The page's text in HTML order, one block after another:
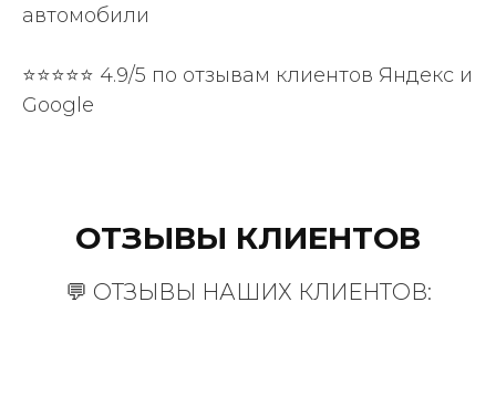
автомобили
⭐⭐⭐⭐⭐ 4.9/5 по отзывам клиентов Яндекс и
Google
ОТЗЫВЫ КЛИЕНТОВ
💬 ОТЗЫВЫ НАШИХ КЛИЕНТОВ: